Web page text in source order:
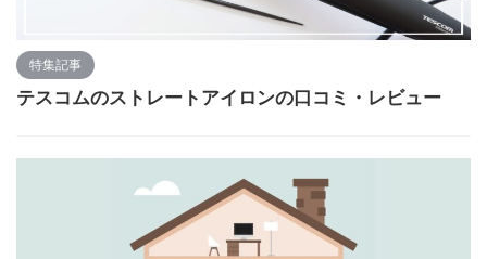
特集記事
テスコムのストレートアイロンの口コミ・レビュー